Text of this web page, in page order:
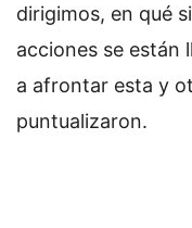
dirigimos, en qué
acciones se están
a afrontar esta y
puntualizaron.